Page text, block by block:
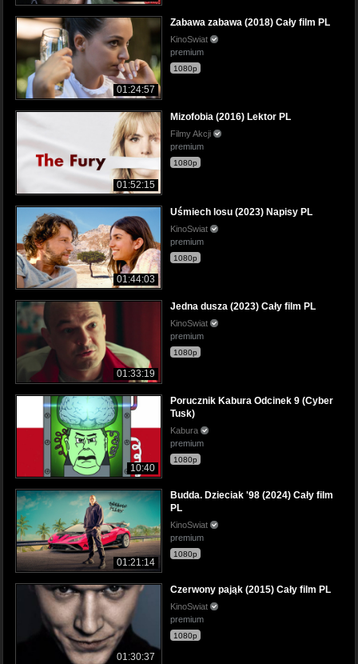
01:24:57
Zabawa zabawa (2018) Cały film PL
KinoSwiat
premium
1080p
01:52:15
Mizofobia (2016) Lektor PL
Filmy Akcji
premium
1080p
01:44:03
Uśmiech losu (2023) Napisy PL
KinoSwiat
premium
1080p
01:33:19
Jedna dusza (2023) Cały film PL
KinoSwiat
premium
1080p
10:40
Porucznik Kabura Odcinek 9 (Cyber
Tusk)
Kabura
premium
1080p
01:21:14
Budda. Dzieciak '98 (2024) Cały film
PL
KinoSwiat
premium
1080p
01:30:37
Czerwony pająk (2015) Cały film PL
KinoSwiat
premium
1080p